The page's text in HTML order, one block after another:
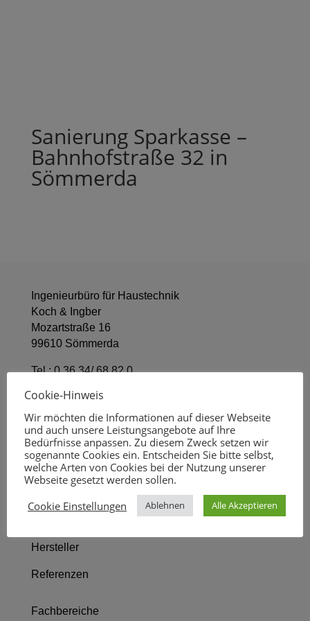
Sanierung Sparkasse –
Bahnhofstraße 32 in
Sömmerda
Ingenieurbüro für Haustechnik
Koch & Ingber
Mozartstraße 16
99610 Sömmerda
Tel.:0 36 34/ 68 82 0
kontakt@koch-ingber.de
Startseite
Wir über uns
Hersteller
Referenzen
Fachbereiche
Cookie-Hinweis
Wir möchten die Informationen auf dieser Webseite
und auch unsere Leistungsangebote auf Ihre
Bedürfnisse anpassen. Zu diesem Zweck setzen wir
sogenannte Cookies ein. Entscheiden Sie bitte selbst,
welche Arten von Cookies bei der Nutzung unserer
Webseite gesetzt werden sollen.
Cookie Einstellungen
Ablehnen Alle Akzeptieren